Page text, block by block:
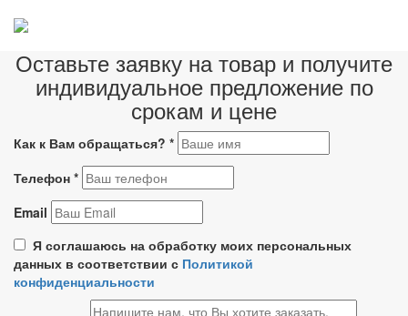
Оставьте заявку на товар и получите
индивидуальное предложение по
срокам и цене
Как к Вам обращаться? *
Телефон *
Email
Я соглашаюсь на обработку моих персональных
данных в соответствии с Политикой
конфиденциальности